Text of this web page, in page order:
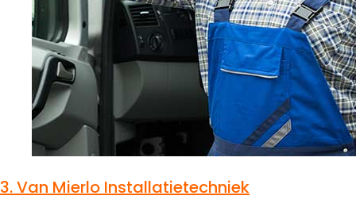
3.Van Mierlo Installatietechniek